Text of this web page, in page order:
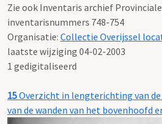
Zie ook Inventaris archief
inventarisnummers 748-754
Organisatie: Collectie Overijssel
laatste wijziging 04-02-2003
1 gedigitaliseerd
15Overzicht in lengterichting van
van de wanden van het bovenhoofd